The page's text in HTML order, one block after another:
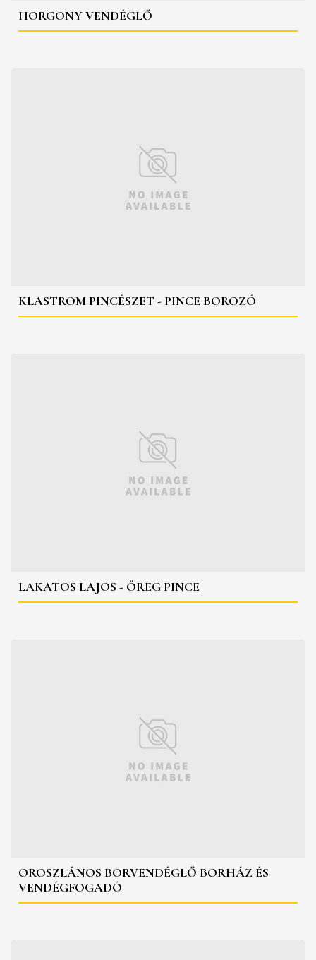
HORGONY VENDÉGLŐ
KLASTROM PINCÉSZET - PINCE BOROZÓ
LAKATOS LAJOS - ÖREG PINCE
OROSZLÁNOS BORVENDÉGLŐ BORHÁZ ÉS
VENDÉGFOGADÓ